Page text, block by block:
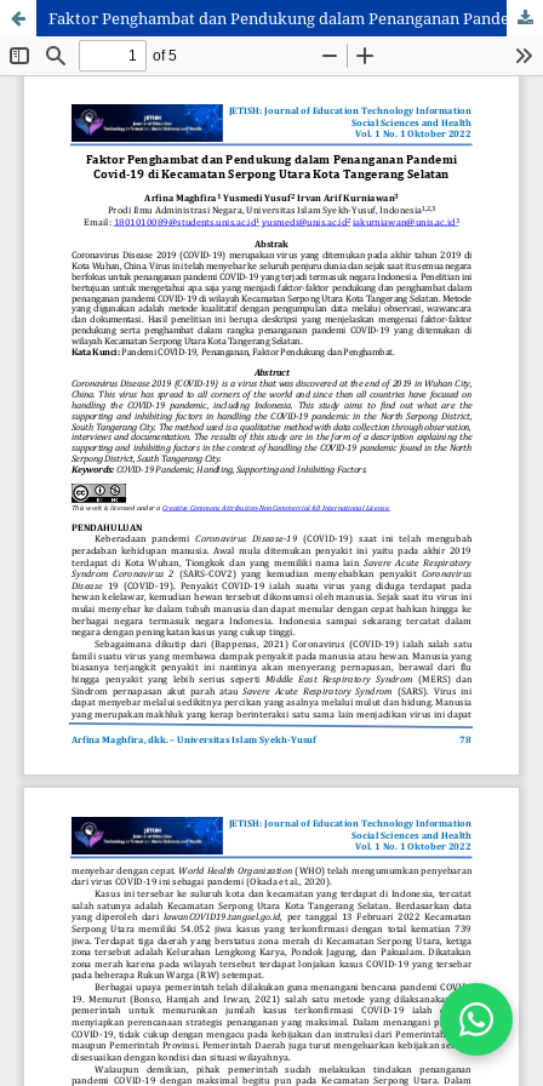
Faktor Penghambat dan Pendukung dalam Penanganan Pandemi Covid-19 di Kecamatan Serpong Utara Kota Tangerang Selatan